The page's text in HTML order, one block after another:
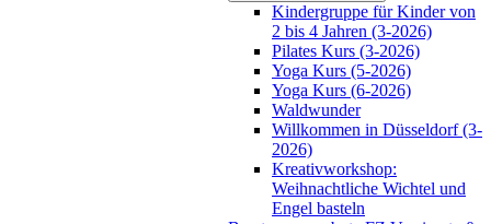
Kindergruppe für Kinder von
2 bis 4 Jahren (3-2026)
Pilates Kurs (3-2026)
Yoga Kurs (5-2026)
Yoga Kurs (6-2026)
Waldwunder
Willkommen in Düsseldorf (3-
2026)
Kreativworkshop:
Weihnachtliche Wichtel und
Engel basteln